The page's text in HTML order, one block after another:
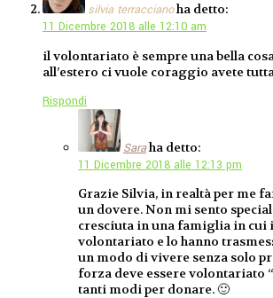
silvia terraccianoha detto:
11 Dicembre 2018 alle 12:10 am
il volontariato è sempre una bella
all’estero ci vuole coraggio avete
Rispondi
Saraha detto:
11 Dicembre 2018 alle 12:13 pm
Grazie Silvia, in realtà per me
un dovere. Non mi sento
cresciuta in una famiglia in cui
volontariato e lo hanno
un modo di vivere senza solo
forza deve essere volontariato
tanti modi per donare. 🙂